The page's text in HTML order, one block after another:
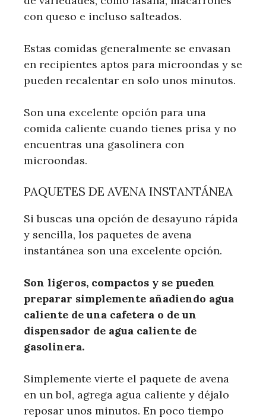
con queso e incluso salteados.
Estas comidas generalmente se envasan
en recipientes aptos para microondas y se
pueden recalentar en solo unos minutos.
Son una excelente opción para una
comida caliente cuando tienes prisa y no
encuentras una gasolinera con
microondas.
PAQUETES DE AVENA INSTANTÁNEA
Si buscas una opción de desayuno rápida
y sencilla, los paquetes de avena
instantánea son una excelente opción.
Son ligeros, compactos y se pueden
preparar simplemente añadiendo agua
caliente de una cafetera o de un
dispensador de agua caliente de
gasolinera.
Simplemente vierte el paquete de avena
en un bol, agrega agua caliente y déjalo
reposar unos minutos. En poco tiempo